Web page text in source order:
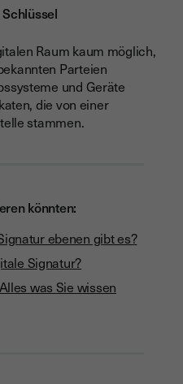
Raum kaum möglich,
Parteien
und Geräte
die von einer
stammen.
könnten:
ebenen gibt es?
Signatur?
was Sie wissen